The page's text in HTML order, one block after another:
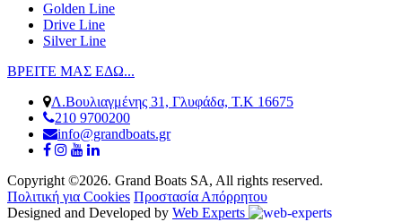
Golden Line
Drive Line
Silver Line
ΒΡΕΙΤΕ ΜΑΣ ΕΔΩ...
Λ.Βουλιαγμένης 31, Γλυφάδα, Τ.Κ 16675
210 9700200
info@grandboats.gr
Copyright ©2026. Grand Boats SA, All rights reserved.
Πολιτική για Cookies Προστασία Απόρρητου
Designed and Developed by Web Experts